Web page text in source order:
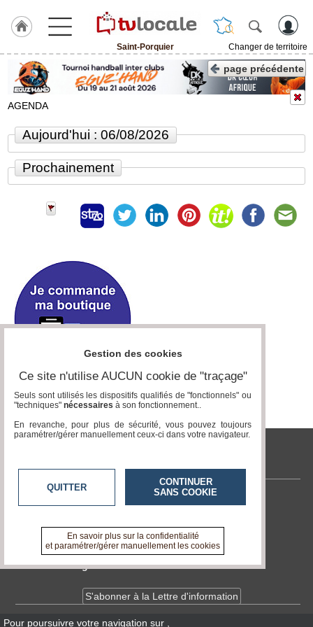
Saint-Porquier
Changer de territoire
J'adhère
Hulcoq
Porquier
TvLocale
France
Gazette
Vidéos
groupe
Blogs
Prémium
Inscription
AGENDA
page précédente
Aujourd'hui : 06/08/2026
Prochainement
tvlocale.fr
Contactez-nous
A propos de tvlocale.fr
Devenir délégué
S'abonner à la Lettre d'information
Pour poursuivre votre navigation sur
Gestion des cookies
Ce site n'utilise AUCUN cookie de "traçage"
Seuls sont utilisés les dispositifs qualifiés de "fonctionnels" ou
"techniques" nécessaires à son fonctionnement..
En revanche, pour plus de sécurité, vous pouvez toujours
paramétrer/gérer manuellement ceux-ci dans votre navigateur.
QUITTER
CONTINUER
SANS COOKIE
En savoir plus sur la confidentialité
et paramétrer/gérer manuellement les cookies